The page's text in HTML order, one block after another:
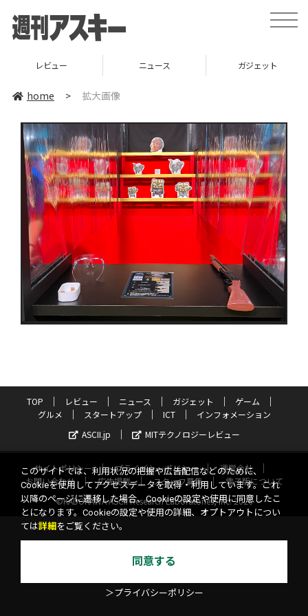
toggle
レビュー ニュース ガジェット
home > 拡大画像
TOP レビュー ニュース ガジェット
ゲーム
グルメ
スタートアップ ICT
インフォメーション
ASCII.jp
MITテクノロジーレビュー
サイトポリシー プライバシーポリシー
運営会社
お問い合わせ
広告掲載 スタッフ募集
電子版について
©KADOKAWA ASCII Research Laboratories, Inc. 2026
このサイトでは、利用状況の把握や広告配信などのために、
Cookieを使用してアクセスデータを取得・利用しています。これ
以降のページに遷移した場合、Cookieの設定や使用に同意したこ
とになります。Cookieの設定や使用の詳細、オプトアウトについ
ては詳細 をご覧ください。
同意する
＞プライバシーポリシー